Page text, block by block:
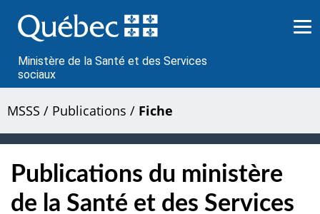
au
contenu
Ministère de la Santé et des Services
sociaux
MSSS / Publications / Fiche
Publications du ministère
de la Santé et des Services